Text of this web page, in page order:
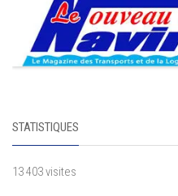
STATISTIQUES
13 403 visites